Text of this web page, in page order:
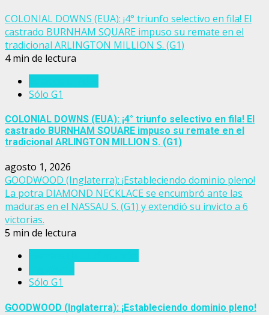
COLONIAL DOWNS (EUA): ¡4° triunfo selectivo en fila! El
castrado BURNHAM SQUARE impuso su remate en el
tradicional ARLINGTON MILLION S. (G1)
4 min de lectura
Sólo G1
COLONIAL DOWNS (EUA): ¡4° triunfo selectivo en fila! El
castrado BURNHAM SQUARE impuso su remate en el
tradicional ARLINGTON MILLION S. (G1)
agosto 1, 2026
GOODWOOD (Inglaterra): ¡Estableciendo dominio pleno!
La potra DIAMOND NECKLACE se encumbró ante las
maduras en el NASSAU S. (G1) y extendió su invicto a 6
victorias.
5 min de lectura
Sólo G1
GOODWOOD (Inglaterra): ¡Estableciendo dominio pleno!